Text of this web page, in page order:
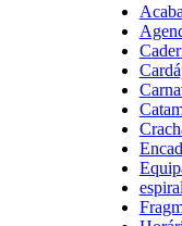
espiral